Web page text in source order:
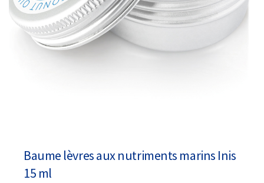
Baume lèvres aux nutriments marins Inis
15 ml